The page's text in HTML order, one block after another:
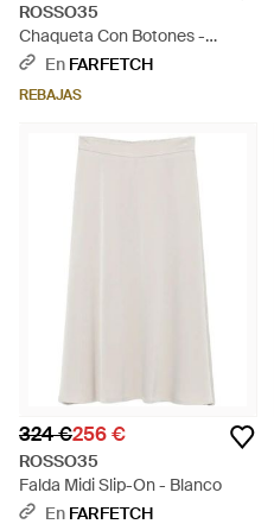
ROSSO35
Chaqueta Con Botones -
Blanco
En FARFETCH
REBAJAS
324 €256 €
ROSSO35
Falda Midi Slip-On - Blanco
En FARFETCH